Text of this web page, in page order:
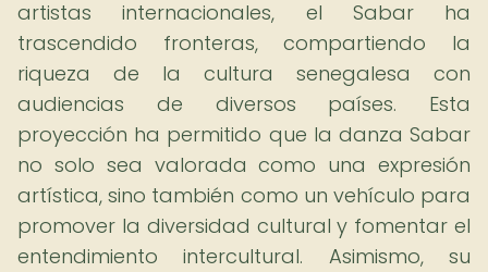
artistas internacionales, el Sabar ha
trascendido fronteras, compartiendo la
riqueza de la cultura senegalesa con
audiencias de diversos países. Esta
proyección ha permitido que la danza Sabar
no solo sea valorada como una expresión
artística, sino también como un vehículo para
promover la diversidad cultural y fomentar el
entendimiento intercultural. Asimismo, su